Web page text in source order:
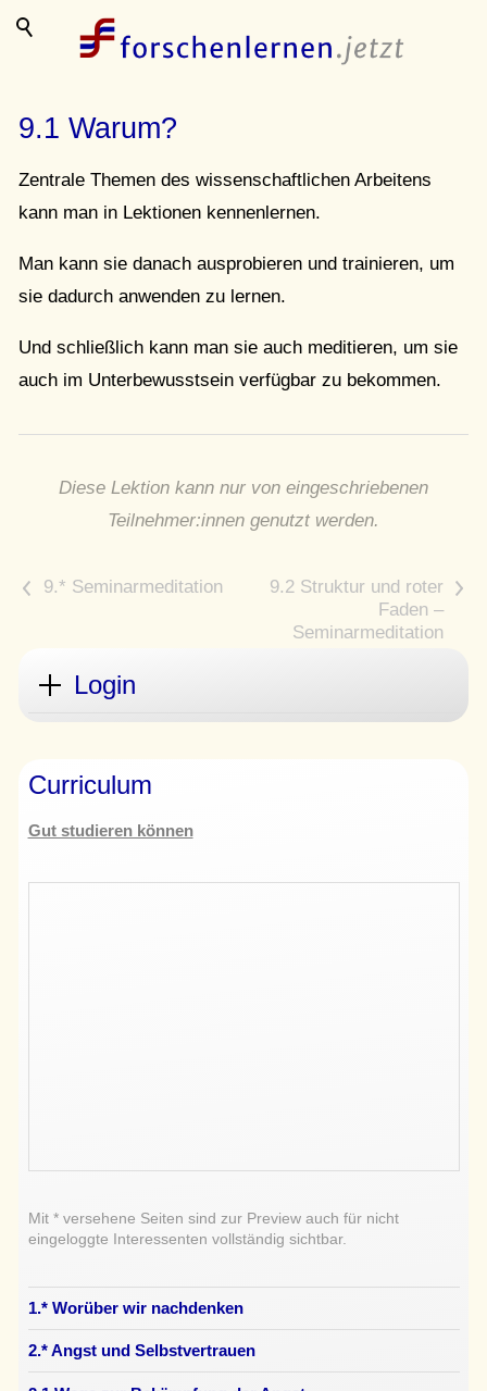
9.1 Warum?
Zentrale Themen des wissenschaftlichen Arbeitens
kann man in Lektionen kennenlernen.
Man kann sie danach ausprobieren und trainieren, um
sie dadurch anwenden zu lernen.
Und schließlich kann man sie auch meditieren, um sie
auch im Unterbewusstsein verfügbar zu bekommen.
Diese Lektion kann nur von eingeschriebenen
Teilnehmer:innen genutzt werden.
< >
Login
Curriculum
Gut studieren können
Mit * versehene Seiten sind zur Preview auch für nicht
eingeloggte Interessenten vollständig sichtbar.
1.* Worüber wir nachdenken
2.* Angst und Selbstvertrauen